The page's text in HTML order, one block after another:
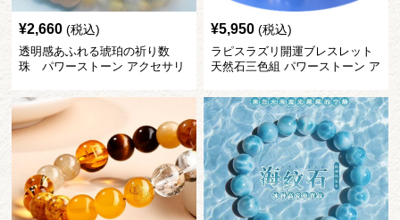
¥2,660 (税込)
透明感あふれる琥珀の祈り数
珠 パワーストーン アクセサリ
¥5,950 (税込)
ラピスラズリ開運ブレスレット
天然石三色組 パワーストーン ア